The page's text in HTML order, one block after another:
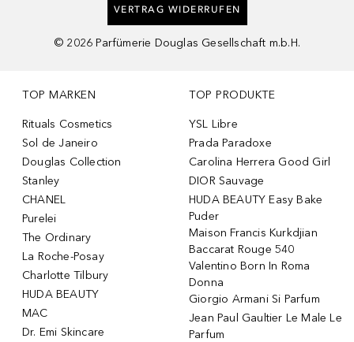
VERTRAG WIDERRUFEN
© 2026 Parfümerie Douglas Gesellschaft m.b.H.
TOP MARKEN
Rituals Cosmetics
Sol de Janeiro
Douglas Collection
Stanley
CHANEL
Purelei
The Ordinary
La Roche-Posay
Charlotte Tilbury
HUDA BEAUTY
MAC
Dr. Emi Skincare
TOP PRODUKTE
YSL Libre
Prada Paradoxe
Carolina Herrera Good Girl
DIOR Sauvage
HUDA BEAUTY Easy Bake
Puder
Maison Francis Kurkdjian
Baccarat Rouge 540
Valentino Born In Roma
Donna
Giorgio Armani Si Parfum
Jean Paul Gaultier Le Male Le
Parfum